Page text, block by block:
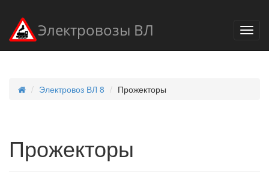
Электровозы ВЛ
Электровоз ВЛ 8 Прожекторы
Прожекторы